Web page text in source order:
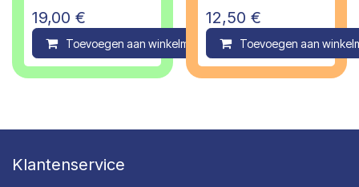
19,00 €
Toevoegen aan winkelmandje Compare
12,50 €
Toevoegen aan
Klantenservice